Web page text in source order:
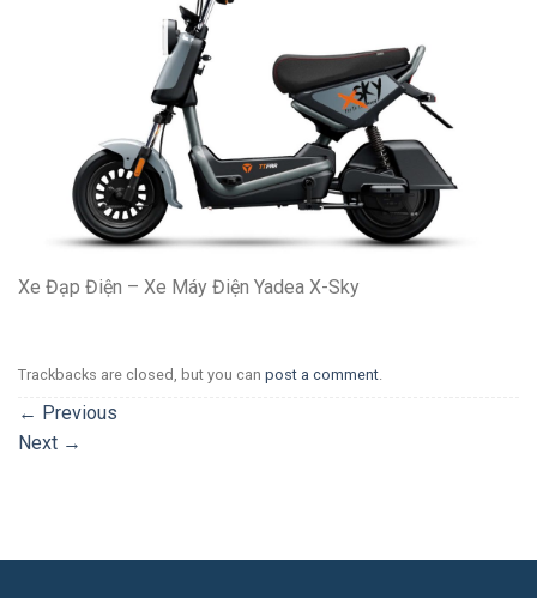
Xe Đạp Điện – Xe Máy Điện Yadea X-Sky
Trackbacks are closed, but you can post a comment.
← Previous
Next →